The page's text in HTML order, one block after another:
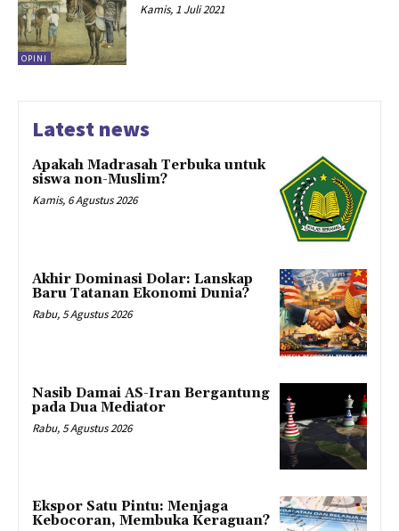
OPINI
Kamis, 1 Juli 2021
Latest news
Apakah Madrasah Terbuka untuk
siswa non-Muslim?
Kamis, 6 Agustus 2026
Akhir Dominasi Dolar: Lanskap
Baru Tatanan Ekonomi Dunia?
Rabu, 5 Agustus 2026
Nasib Damai AS-Iran Bergantung
pada Dua Mediator
Rabu, 5 Agustus 2026
Ekspor Satu Pintu: Menjaga
Kebocoran, Membuka Keraguan?